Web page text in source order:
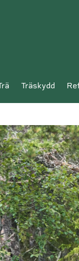
trä träskydd